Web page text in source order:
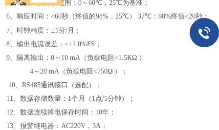
、自动温度补偿范围：0 ～60℃ ，25℃为基准；
6、响应时间：<60秒（终值的98% ，25℃） 37℃ ：98%终值<20秒；
7、时钟精度：±1分/月；
8、输出电流误差：≤±1.0%FS ；
9、隔离输出：0 ～ 10 mA （负载电阻<1.5KΩ ）
4 ～20 mA （负载电阻<750Ω ）；
10、RS485通讯接口（选配）；
11、数据存储数量： 1个月（ 1 点/5分钟）；
12、数据连续掉电保存时间： 10年；
13、报警继电器：AC220V ，3A ；